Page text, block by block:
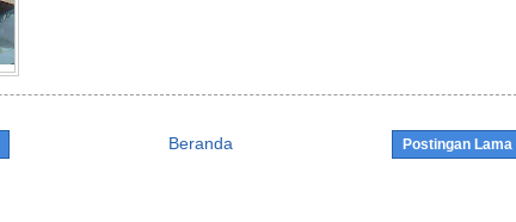
Postingan Lama
Beranda